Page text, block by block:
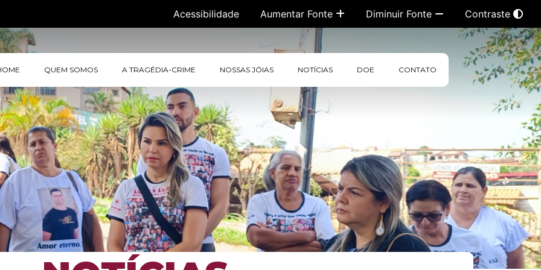
Acessibilidade Aumentar Fonte Diminuir Fonte Contraste
QUEM SOMOS A TRAGÉDIA-CRIME NOSSAS JÓIAS NOTÍCIAS DOE CONTATO